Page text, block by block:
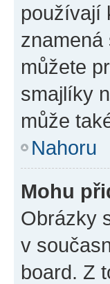
používají
můžete
smajlíky
může
Nahoru
Mohu
Obrázky
v
board. Z